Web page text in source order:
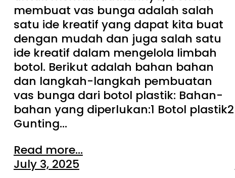
membuat vas bunga adalah salah
satu ide kreatif yang dapat kita buat
dengan mudah dan juga salah satu
ide kreatif dalam mengelola limbah
botol. Berikut adalah bahan bahan
dan langkah-langkah pembuatan
vas bunga dari botol plastik: Bahan-
bahan yang diperlukan:1 Botol plastik2
Gunting…
Read more...
July 3, 2025